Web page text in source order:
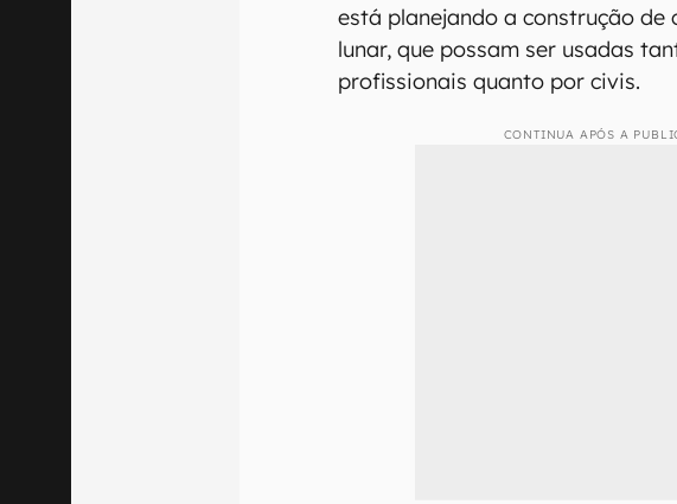
está planejando a construção de
lunar, que possam ser usadas
profissionais quanto por civis.
CONTINUA APÓS A